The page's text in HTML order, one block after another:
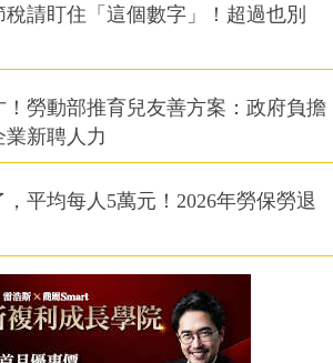
請盯住「這個數字」！超過也別
勞動部推育兒友善方案：政府負擔
新聘人力
平均每人5萬元！2026年勞保勞退